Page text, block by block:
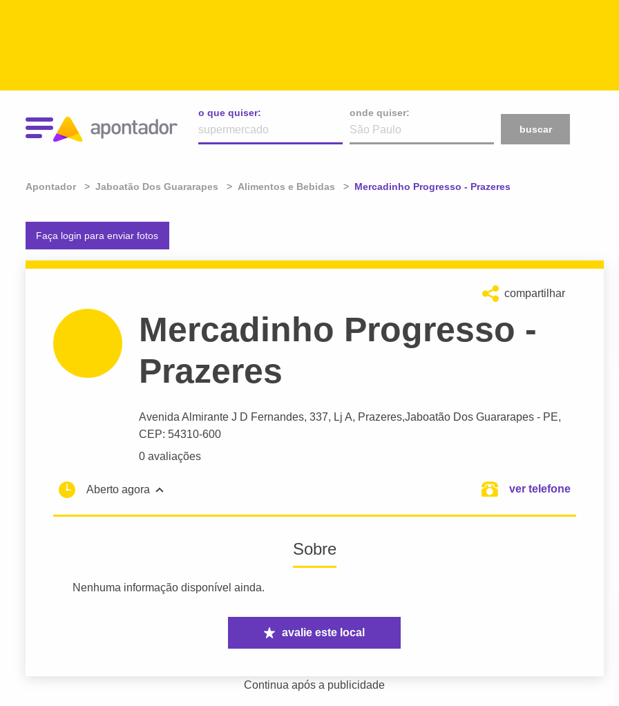
o que quiser:
onde quiser:
buscar
Apontador Jaboatão Dos Guararapes Alimentos e Bebidas Atual:
Mercadinho Progresso - Prazeres
Faça login para enviar fotos
compartilhar
Mercadinho Progresso -
Prazeres
Avenida Almirante J D Fernandes, 337, Lj A, Prazeres,Jaboatão Dos Guararapes - PE,
CEP: 54310-600
0 avaliações
Aberto agora ver telefone
Sobre
Nenhuma informação disponível ainda.
avalie este local
Continua após a publicidade